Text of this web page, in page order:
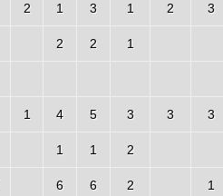
2 1 3 1 2 3
2 2 1
1 4 5 3 3 3
1 1 2
6 6 2 1